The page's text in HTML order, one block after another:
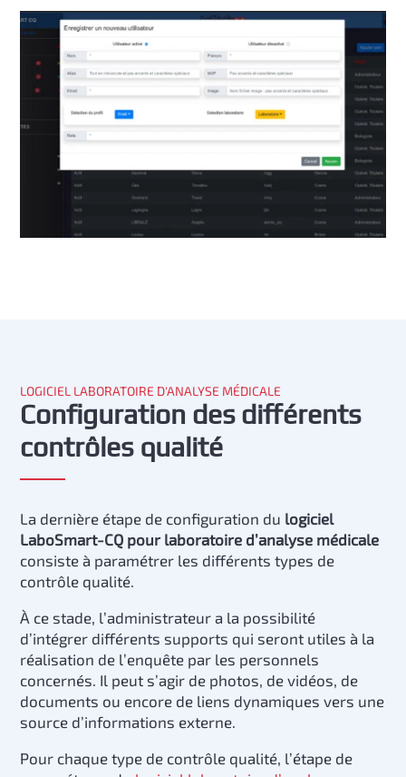
LOGICIEL LABORATOIRE D'ANALYSE MÉDICALE
Configuration des différents
contrôles qualité
La dernière étape de configuration du logiciel
LaboSmart-CQ pour laboratoire d’analyse médicale
consiste à paramétrer les différents types de
contrôle qualité.
À ce stade, l’administrateur a la possibilité
d’intégrer différents supports qui seront utiles à la
réalisation de l’enquête par les personnels
concernés. Il peut s’agir de photos, de vidéos, de
documents ou encore de liens dynamiques vers une
source d’informations externe.
Pour chaque type de contrôle qualité, l’étape de